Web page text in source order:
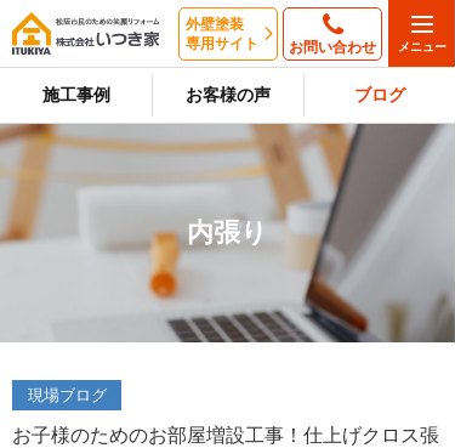
外壁塗装
専用サイト
お問い合わせ
施工事例 お客様の声 ブログ
内張り
現場ブログ
お子様のためのお部屋増設工事！仕上げクロス張